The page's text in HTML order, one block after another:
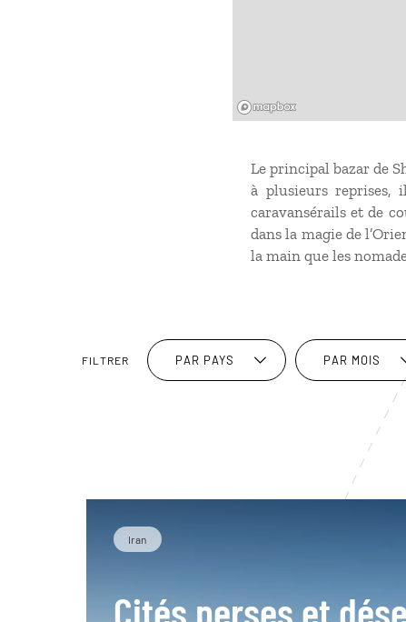
Le principal bazar de
à plusieurs reprises,
caravansérails et de
dans la magie de
la main que les
FILTRER PAR PAYS PAR MOIS
Iran
Cités perses et